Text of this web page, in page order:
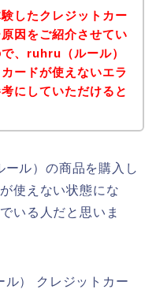
したクレジットカー
因をご紹介させてい
、ruhru（ルール）
ードが使えないエラ
にしていただけると
ル）の商品を購入し
使えない状態にな
いる人だと思いま
ル） クレジットカー